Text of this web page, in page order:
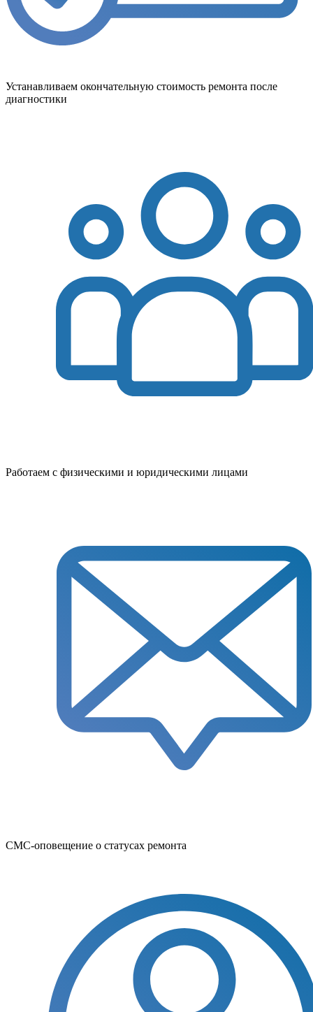
Устанавливаем окончательную стоимость ремонта после
диагностики
Работаем с физическими и юридическими лицами
СМС-оповещение о статусах ремонта